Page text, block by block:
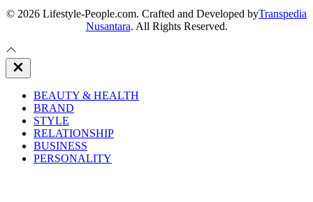
© 2026 Lifestyle-People.com. Crafted and Developed byTranspedia
Nusantara. All Rights Reserved.
Close
Off
BEAUTY & HEALTH
BRAND
STYLE
RELATIONSHIP
BUSINESS
PERSONALITY